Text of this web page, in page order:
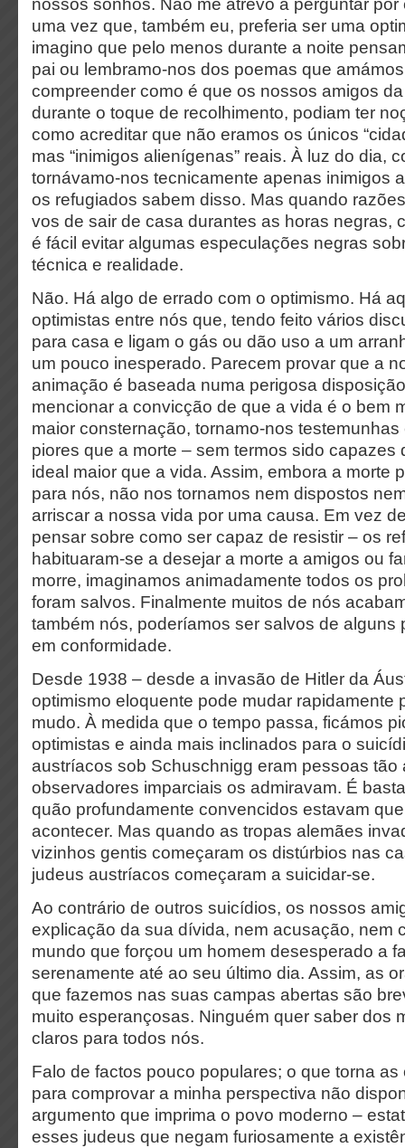
nossos sonhos. Não me atrevo a perguntar
uma vez que, também eu, preferia ser uma
imagino que pelo menos durante a noite
pai ou lembramo-nos dos poemas que
compreender como é que os nossos amigos
durante o toque de recolhimento, podiam ter
como acreditar que não eramos os únicos
mas “inimigos alienígenas” reais. À luz do dia,
tornávamo-nos tecnicamente apenas inimigos
os refugiados sabem disso. Mas quando
vos de sair de casa durantes as horas negras,
é fácil evitar algumas especulações negras
técnica e realidade.
Não. Há algo de errado com o optimismo. Há
optimistas entre nós que, tendo feito vários
para casa e ligam o gás ou dão uso a um
um pouco inesperado. Parecem provar que a
animação é baseada numa perigosa
mencionar a convicção de que a vida é o bem
maior consternação, tornamo-nos
piores que a morte – sem termos sido capazes
ideal maior que a vida. Assim, embora a morte
para nós, não nos tornamos nem dispostos
arriscar a nossa vida por uma causa. Em vez
pensar sobre como ser capaz de resistir – os
habituaram-se a desejar a morte a amigos ou
morre, imaginamos animadamente todos os
foram salvos. Finalmente muitos de nós
também nós, poderíamos ser salvos de alguns
em conformidade.
Desde 1938 – desde a invasão de Hitler da
optimismo eloquente pode mudar rapidamente
mudo. À medida que o tempo passa, ficámos
optimistas e ainda mais inclinados para o
austríacos sob Schuschnigg eram pessoas tão
observadores imparciais os admiravam. É
quão profundamente convencidos estavam
acontecer. Mas quando as tropas alemães
vizinhos gentis começaram os distúrbios nas
judeus austríacos começaram a suicidar-se.
Ao contrário de outros suicídios, os nossos
explicação da sua dívida, nem acusação, nem
mundo que forçou um homem desesperado a
serenamente até ao seu último dia. Assim, as
que fazemos nas suas campas abertas são
muito esperançosas. Ninguém quer saber dos
claros para todos nós.
Falo de factos pouco populares; o que torna
para comprovar a minha perspectiva não
argumento que imprima o povo moderno –
esses judeus que negam furiosamente a